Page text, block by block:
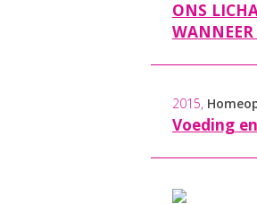
ONS
WANNEER
2015,
Voeding